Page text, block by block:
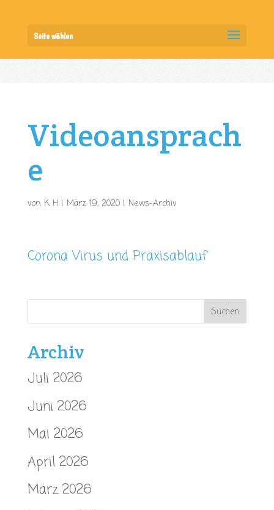
Seite wählen
Videoansprach
e
von K H| März 19, 2020| News-Archiv
Corona Virus und Praxisablauf
Archiv
Juli 2026
Juni 2026
Mai 2026
April 2026
März 2026